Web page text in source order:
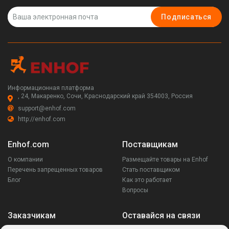
Подписаться
Информационная платформа
, 24, Макаренко, Сочи, Краснодарский край 354003, Россия
support@enhof.com
http://enhof.com
Enhof.com
О компании
Перечень запрещенных товаров
Блог
Поставщикам
Размещайте товары на Enhof
Стать поставщиком
Как это работает
Вопросы
Заказчикам Оставайся на связи